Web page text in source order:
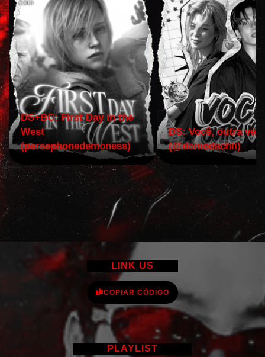
DS+BC: First Day in the
West
(persephonedemoness)
DS: Você, outra vez!
(@domodachii)
LINK US
COPIAR CÓDIGO
PLAYLIST